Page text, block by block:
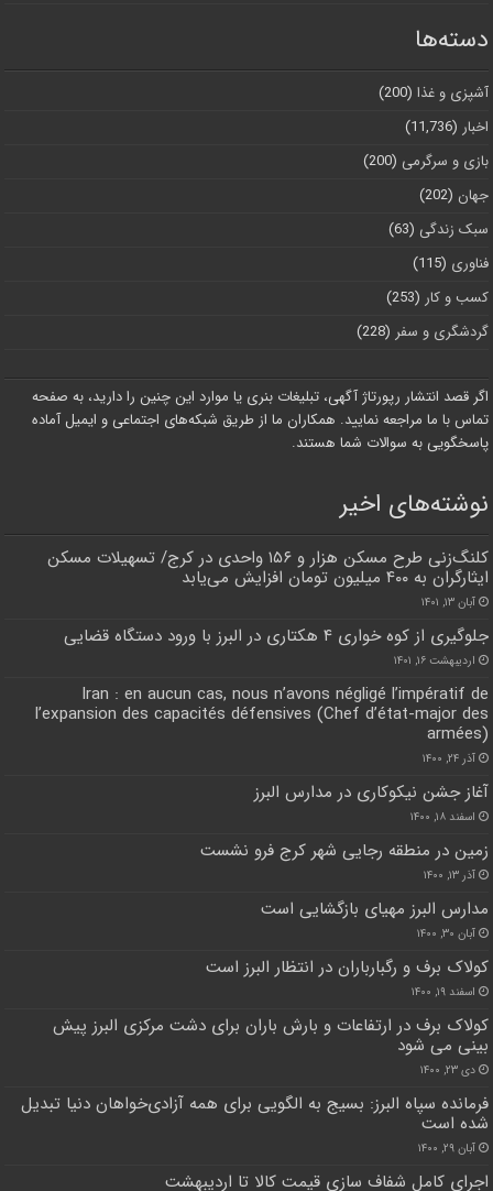
دسته‌ها
آشپزی و غذا (200)
اخبار (11,736)
بازی و سرگرمی (200)
جهان (202)
سبک زندگی (63)
فناوری (115)
کسب و کار (253)
گردشگری و سفر (228)
اگر قصد انتشار رپورتاژ آگهی، تبلیغات بنری یا موارد این چنین را دارید، به صفحه
تماس با ما مراجعه نمایید. همکاران ما از طریق شبکه‌های اجتماعی و ایمیل آماده
پاسخگویی به سوالات شما هستند.
نوشته‌های اخیر
کلنگ‌زنی طرح مسکن هزار و ۱۵۶ واحدی در کرج/ تسهیلات مسکن
ایثارگران به ۴۰۰ میلیون تومان افزایش می‌یابد
آبان ۱۳, ۱۴۰۱
جلوگیری از کوه خواری ۴ هکتاری در البرز با ورود دستگاه قضایی
اردیبهشت ۱۶, ۱۴۰۱
Iran : en aucun cas, nous n’avons négligé l’impératif de
l’expansion des capacités défensives (Chef d’état-major des
armées)
آذر ۲۴, ۱۴۰۰
آغاز جشن نیکوکاری در مدارس البرز
اسفند ۱۸, ۱۴۰۰
زمین در منطقه رجایی شهر کرج فرو نشست
آذر ۱۳, ۱۴۰۰
مدارس البرز مهیای بازگشایی است
آبان ۳۰, ۱۴۰۰
کولاک برف و رگبارباران در انتظار البرز است
اسفند ۱۹, ۱۴۰۰
کولاک برف در ارتفاعات و بارش باران برای دشت مرکزی البرز پیش
بینی می شود
دی ۲۳, ۱۴۰۰
فرمانده سپاه البرز: بسیج به الگویی برای همه آزادی‌خواهان دنیا تبدیل
شده است
آبان ۲۹, ۱۴۰۰
اجرای کامل شفاف سازی قیمت کالا تا اردیبهشت